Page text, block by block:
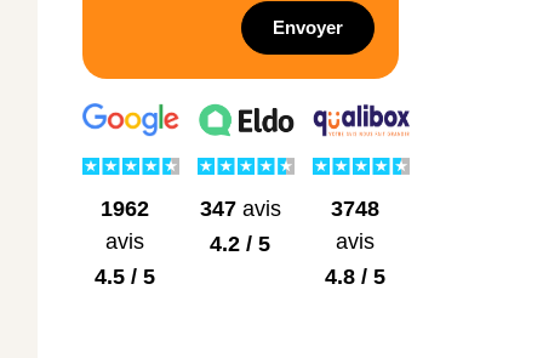
Envoyer
1962
avis
4.5 / 5
347avis
4.2 / 5
3748
avis
4.8 / 5